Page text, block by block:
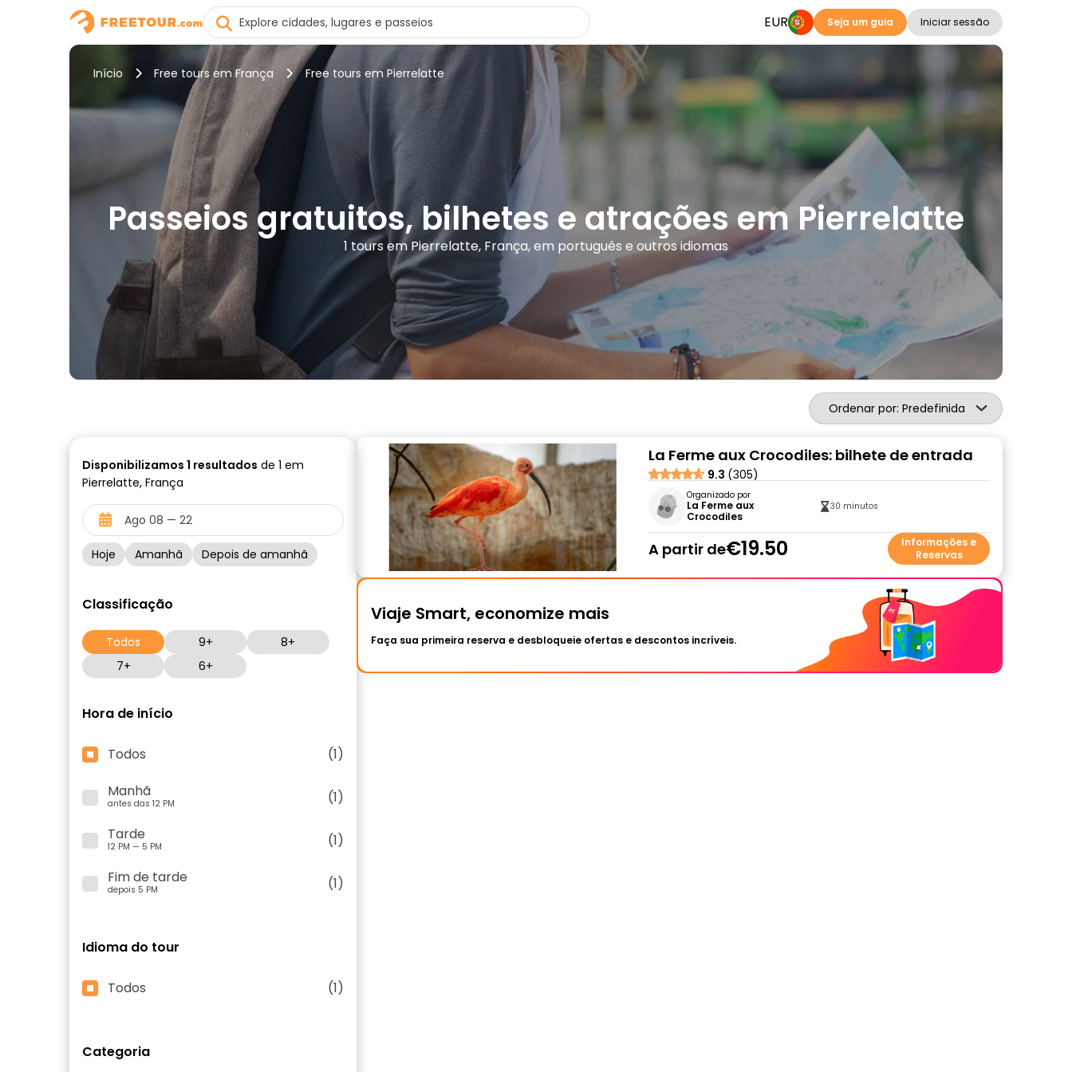
EUR Seja um guia Iniciar sessão
Início Free tours em França Free tours em Pierrelatte
Passeios gratuitos, bilhetes e atrações em Pierrelatte
1 tours em Pierrelatte, França, em português e outros idiomas
Ordenar por: Predefinida
Disponibilizamos 1 resultados de 1 em
Pierrelatte, França
Hoje Amanhã Depois de amanhã
Classificação
Todos 9+
8+
7+
6+
Hora de início
Todos
(1)
Manhã
antes das 12 PM
(1)
Tarde
12 PM — 5 PM
(1)
Fim de tarde
depois 5 PM (1)
Idioma do tour
Todos (1)
Categoria
La Ferme aux Crocodiles: bilhete de entrada
9.3 (305)
Organizado por
La Ferme aux
Crocodiles
30 minutos
A partir de€19.50
Informações e
Reservas
Viaje Smart, economize mais
Faça sua primeira reserva e desbloqueie ofertas e descontos incríveis.